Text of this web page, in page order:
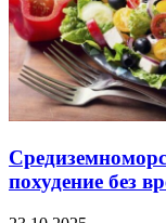
похудение без